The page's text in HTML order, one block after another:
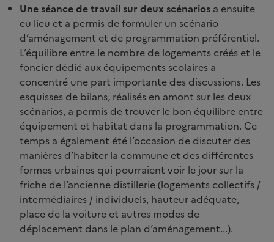
Une séance de travail sur deux scénarios a ensuite
eu lieu et a permis de formuler un scénario
d’aménagement et de programmation préférentiel.
L’équilibre entre le nombre de logements créés et le
foncier dédié aux équipements scolaires a
concentré une part importante des discussions. Les
esquisses de bilans, réalisés en amont sur les deux
scénarios, a permis de trouver le bon équilibre entre
équipement et habitat dans la programmation. Ce
temps a également été l’occasion de discuter des
manières d’habiter la commune et des différentes
formes urbaines qui pourraient voir le jour sur la
friche de l’ancienne distillerie (logements collectifs /
intermédiaires / individuels, hauteur adéquate,
place de la voiture et autres modes de
déplacement dans le plan d’aménagement...).